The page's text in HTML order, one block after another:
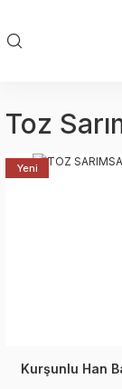
Toz
Yeni
Kurşunlu Han